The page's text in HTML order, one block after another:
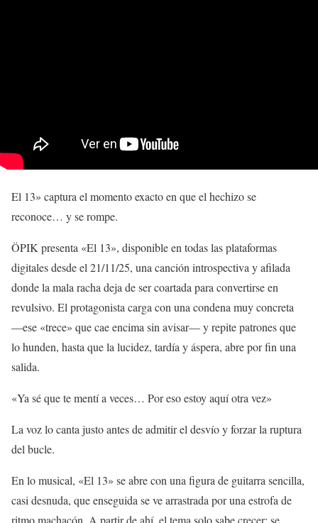
El 13» captura el momento exacto en que el hechizo se
reconoce… y se rompe.
ÖPIK presenta «El 13», disponible en todas las plataformas
digitales desde el 21/11/25, una canción introspectiva y afilada
donde la mala racha deja de ser coartada para convertirse en
revulsivo. El protagonista carga con una condena muy concreta
—ese «trece» que cae encima sin avisar— y repite patrones que
lo hunden, hasta que la lucidez, tardía y áspera, abre por fin una
salida.
«Ya sé que te mentí a veces… Por eso estoy aquí otra vez»
La voz lo canta justo antes de admitir el desvío y forzar la ruptura
del bucle.
En lo musical, «El 13» se abre con una figura de guitarra sencilla,
casi desnuda, que enseguida se ve arrastrada por una estrofa de
ritmo machacón. A partir de ahí, el tema solo sabe crecer: se